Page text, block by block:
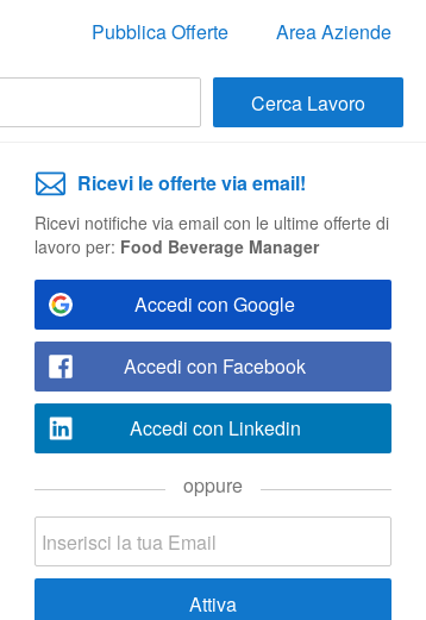
Pubblica Offerte Area Aziende
Ricevi le offerte via email!
Ricevi notifiche via email con le ultime offerte di
lavoro per: Food Beverage Manager
Accedi con Google
Accedi con Facebook
Accedi con Linkedin
oppure